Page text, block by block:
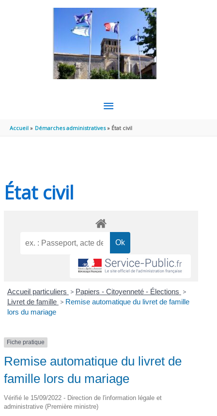
MENU
PRINCIPAL
Accueil Démarches administratives État civil
État civil
Accueil particuliers > Papiers - Citoyenneté - Élections >
Livret de famille > Remise automatique du livret de famille
lors du mariage
Fiche pratique
Remise automatique du livret de
famille lors du mariage
Vérifié le 15/09/2022 - Direction de l'information légale et
administrative (Première ministre)